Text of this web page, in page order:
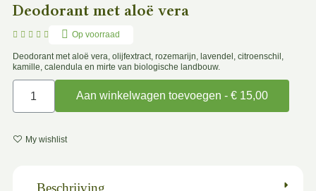
Deodorant met aloë vera
     Op voorraad
Deodorant met aloë vera, olijfextract, rozemarijn, lavendel, citroenschil,
kamille, calendula en mirte van biologische landbouw.
Aan winkelwagen toevoegen - € 15,00
My wishlist
Beschrijving